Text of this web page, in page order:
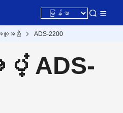
အကူအညီ ADS-2200
ADS-